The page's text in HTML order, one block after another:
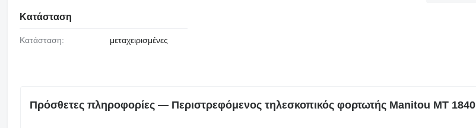
Κατάσταση
Κατάσταση: μεταχειρισμένες
Πρόσθετες πληροφορίες — Περιστρεφόμενος τηλεσκοπικός φορτωτής Manitou MT 1840